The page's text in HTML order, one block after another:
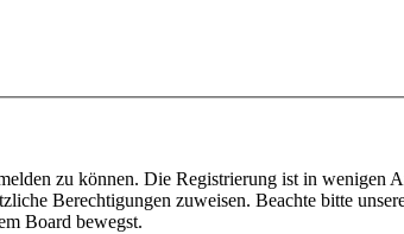
zu können. Die Registrierung ist in
Berechtigungen zuweisen. Beachte bitte
Board bewegst.